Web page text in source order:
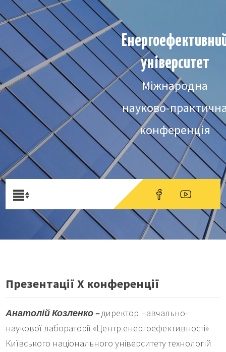
університет
Міжнародна
науково-
конференція
Презентації Х конференції
Анатолій Козленко –директор навчально-
наукової лабораторії «Центр енергоефективності»
Київського національного університету технологій